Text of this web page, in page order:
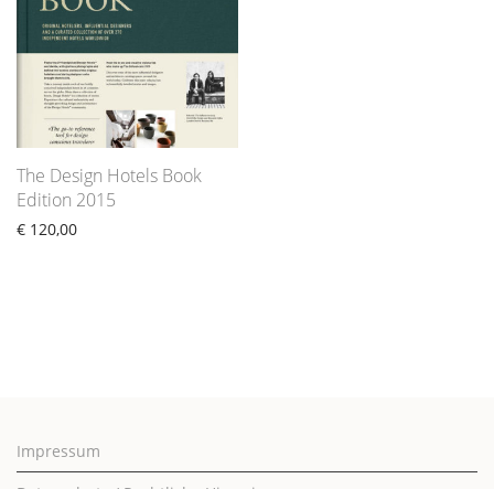
The Design Hotels Book
Edition 2015
€ 120,00
Impressum